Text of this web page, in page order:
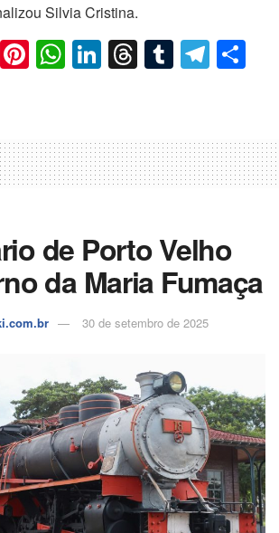
Silvia Cristina.
E
m
Pi
nt
e
st
W
h
s
A
p
Li
n
e
dI
n
T
hr
a
d
s
T
u
bl
r
T
el
gr
a
m
p
ar
til
de Porto Velho
da Maria Fumaça
30 de setembro de 2025